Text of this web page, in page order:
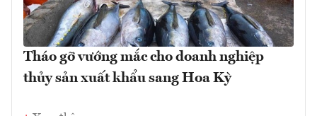
Tháo gỡ vướng mắc cho doanh nghiệp
thủy sản xuất khẩu sang Hoa Kỳ